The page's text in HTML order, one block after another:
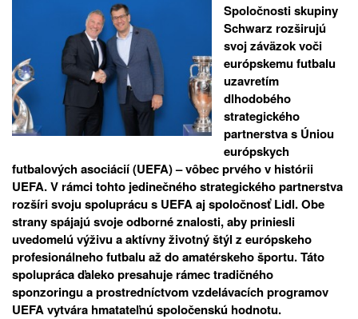
Spoločnosti skupiny
Schwarz rozširujú
svoj záväzok voči
európskemu futbalu
uzavretím
dlhodobého
strategického
partnerstva s Úniou
európskych
futbalových asociácií (UEFA) – vôbec prvého v histórii
UEFA. V rámci tohto jedinečného strategického partnerstva
rozšíri svoju spoluprácu s UEFA aj spoločnosť Lidl. Obe
strany spájajú svoje odborné znalosti, aby priniesli
uvedomelú výživu a aktívny životný štýl z európskeho
profesionálneho futbalu až do amatérskeho športu. Táto
spolupráca ďaleko presahuje rámec tradičného
sponzoringu a prostredníctvom vzdelávacích programov
UEFA vytvára hmatateľnú spoločenskú hodnotu.